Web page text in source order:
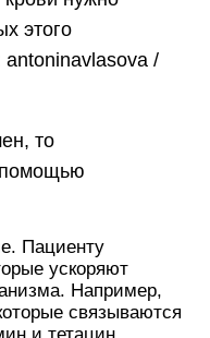
этого
/
то
помощью
Пациенту
ускоряют
Например,
связываются